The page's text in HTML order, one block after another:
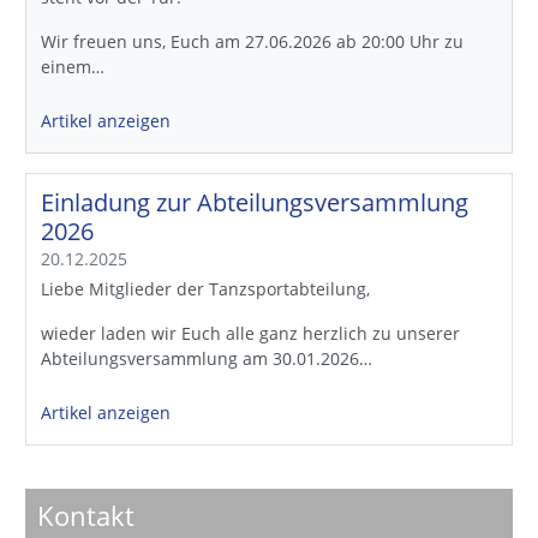
Wir freuen uns, Euch am 27.06.2026 ab 20:00 Uhr zu
einem…
Artikel anzeigen
Einladung zur Abteilungsversammlung
2026
20.12.2025
Liebe Mitglieder der Tanzsportabteilung,
wieder laden wir Euch alle ganz herzlich zu unserer
Abteilungsversammlung am 30.01.2026…
Artikel anzeigen
Kontakt